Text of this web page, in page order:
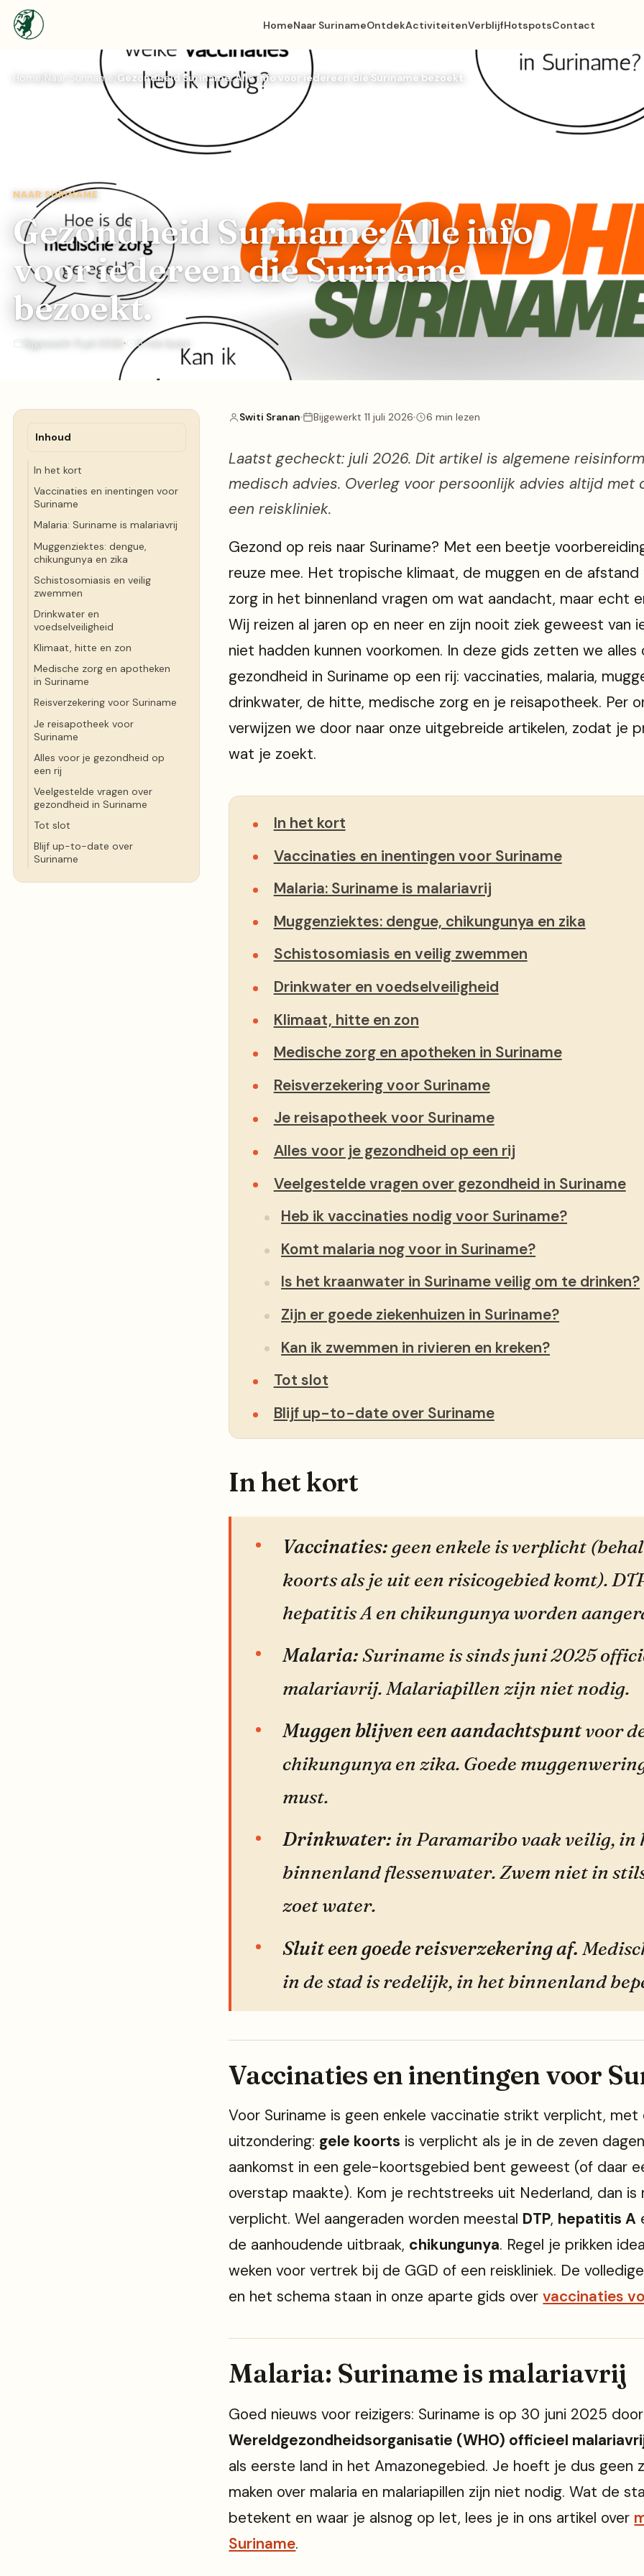
HomeNaar SurinameOntdekActiviteitenVerblijfHotspotsContact
Home Naar Suriname Gezondheid Suriname: Alle info voor iedereen die Suriname bezoekt.
NAAR SURINAME
Gezondheid Suriname: Alle info
voor iedereen die Suriname
bezoekt.
Bijgewerkt 11 juli 2026 6 min lezen
Inhoud
In het kort
Vaccinaties en inentingen voor
Suriname
Malaria: Suriname is malariavrij
Muggenziektes: dengue,
chikungunya en zika
Schistosomiasis en veilig
zwemmen
Drinkwater en
voedselveiligheid
Klimaat, hitte en zon
Medische zorg en apotheken
in Suriname
Reisverzekering voor Suriname
Je reisapotheek voor
Suriname
Alles voor je gezondheid op
een rij
Veelgestelde vragen over
gezondheid in Suriname
Tot slot
Blijf up-to-date over
Suriname
Switi Sranan Bijgewerkt 11 juli 2026 6 min lezen
Laatst gecheckt: juli 2026. Dit artikel is algemene
medisch advies. Overleg voor persoonlijk advies altijd met
een reiskliniek.
Gezond op reis naar Suriname? Met een beetje
reuze mee. Het tropische klimaat, de muggen en de
zorg in het binnenland vragen om wat aandacht, maar echt
Wij reizen al jaren op en neer en zijn nooit ziek geweest van
niet hadden kunnen voorkomen. In deze gids zetten we alles
gezondheid in Suriname op een rij: vaccinaties, malaria,
drinkwater, de hitte, medische zorg en je reisapotheek. Per
verwijzen we door naar onze uitgebreide artikelen, zodat je
wat je zoekt.
In het kort
Vaccinaties en inentingen voor Suriname
Malaria: Suriname is malariavrij
Muggenziektes: dengue, chikungunya en zika
Schistosomiasis en veilig zwemmen
Drinkwater en voedselveiligheid
Klimaat, hitte en zon
Medische zorg en apotheken in Suriname
Reisverzekering voor Suriname
Je reisapotheek voor Suriname
Alles voor je gezondheid op een rij
Veelgestelde vragen over gezondheid in Suriname
Heb ik vaccinaties nodig voor Suriname?
Komt malaria nog voor in Suriname?
Is het kraanwater in Suriname veilig om te drinken?
Zijn er goede ziekenhuizen in Suriname?
Kan ik zwemmen in rivieren en kreken?
Tot slot
Blijf up-to-date over Suriname
In het kort
Vaccinaties:geen enkele is verplicht
koorts als je uit een risicogebied komt).
hepatitis A en chikungunya worden
Malaria:Suriname is sinds juni 2025
malariavrij. Malariapillen zijn niet nodig.
Muggen blijven een aandachtspuntvoor
chikungunya en zika. Goede
must.
Drinkwater: in Paramaribo vaak veilig, in
binnenland flessenwater. Zwem niet in
zoet water.
Sluit een goede reisverzekering af.
in de stad is redelijk, in het binnenland
Vaccinaties en inentingen voor
Voor Suriname is geen enkele vaccinatie strikt verplicht, met
uitzondering: gele koorts is verplicht als je in de zeven
aankomst in een gele-koortsgebied bent geweest (of daar
overstap maakte). Kom je rechtstreeks uit Nederland, dan is
verplicht. Wel aangeraden worden meestal DTP, hepatitis A
de aanhoudende uitbraak, chikungunya. Regel je prikken
weken voor vertrek bij de GGD of een reiskliniek. De
en het schema staan in onze aparte gids overvaccinaties
Malaria: Suriname is malariavrij
Goed nieuws voor reizigers: Suriname is op 30 juni 2025
Wereldgezondheidsorganisatie (WHO) officieel
als eerste land in het Amazonegebied. Je hoeft je dus geen
maken over malaria en malariapillen zijn niet nodig. Wat de
betekent en waar je alsnog op let, lees je in ons artikel over
Suriname.